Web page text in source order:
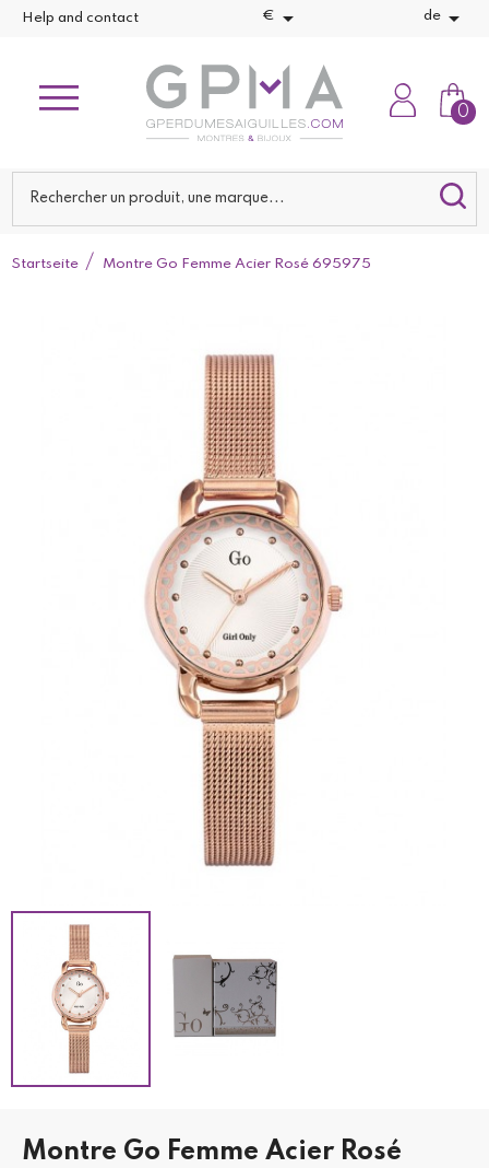
Help and contact €  de 
0
Startseite Montre Go Femme Acier Rosé 695975
Montre Go Femme Acier Rosé